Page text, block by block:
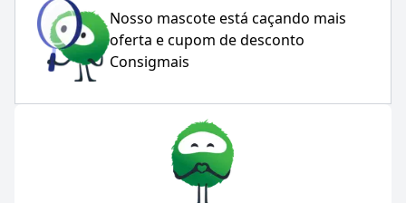
Nosso mascote está caçando mais
oferta e cupom de desconto
Consigmais